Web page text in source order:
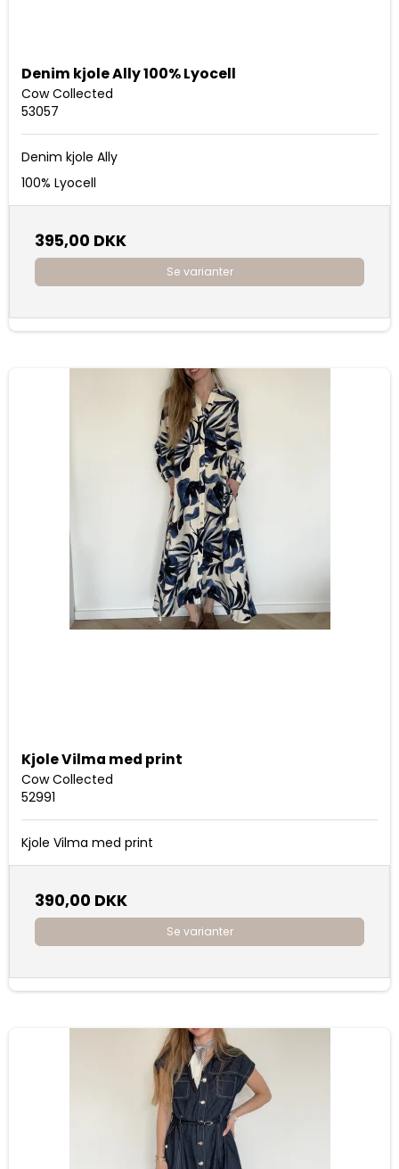
Denim kjole Ally 100% Lyocell
Cow Collected
53057
Denim kjole Ally
100% Lyocell
395,00 DKK
Se varianter
Kjole Vilma med print
Cow Collected
52991
Kjole Vilma med print
390,00 DKK
Se varianter